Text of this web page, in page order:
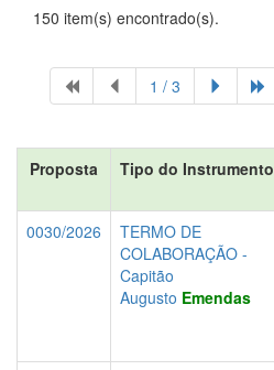
150 item(s) encontrado(s).
1 / 3
Proposta Tipo do Instrumento
0030/2026
TERMO DE
COLABORAÇÃO -
Capitão
Augusto Emendas